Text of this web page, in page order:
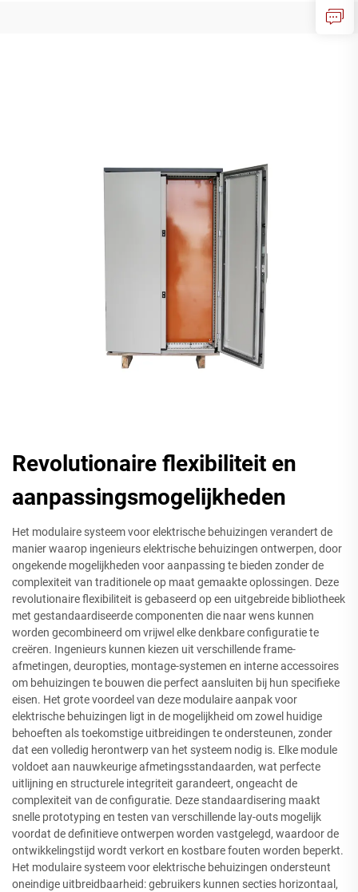
Revolutionaire flexibiliteit en
aanpassingsmogelijkheden
Het modulaire systeem voor elektrische behuizingen verandert de
manier waarop ingenieurs elektrische behuizingen ontwerpen, door
ongekende mogelijkheden voor aanpassing te bieden zonder de
complexiteit van traditionele op maat gemaakte oplossingen. Deze
revolutionaire flexibiliteit is gebaseerd op een uitgebreide bibliotheek
met gestandaardiseerde componenten die naar wens kunnen
worden gecombineerd om vrijwel elke denkbare configuratie te
creëren. Ingenieurs kunnen kiezen uit verschillende frame-
afmetingen, deuropties, montage-systemen en interne accessoires
om behuizingen te bouwen die perfect aansluiten bij hun specifieke
eisen. Het grote voordeel van deze modulaire aanpak voor
elektrische behuizingen ligt in de mogelijkheid om zowel huidige
behoeften als toekomstige uitbreidingen te ondersteunen, zonder
dat een volledig herontwerp van het systeem nodig is. Elke module
voldoet aan nauwkeurige afmetingsstandaarden, wat perfecte
uitlijning en structurele integriteit garandeert, ongeacht de
complexiteit van de configuratie. Deze standaardisering maakt
snelle prototyping en testen van verschillende lay-outs mogelijk
voordat de definitieve ontwerpen worden vastgelegd, waardoor de
ontwikkelingstijd wordt verkort en kostbare fouten worden beperkt.
Het modulaire systeem voor elektrische behuizingen ondersteunt
oneindige uitbreidbaarheid: gebruikers kunnen secties horizontaal,